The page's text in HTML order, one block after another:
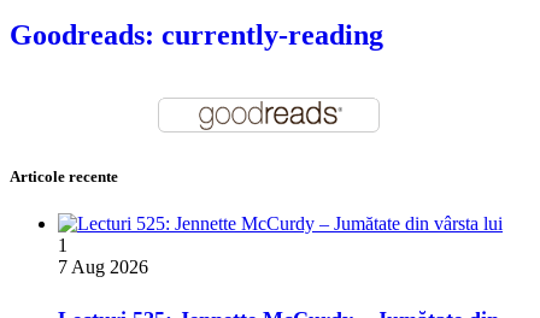
Goodreads: currently-reading
Articole recente
1
7 Aug 2026